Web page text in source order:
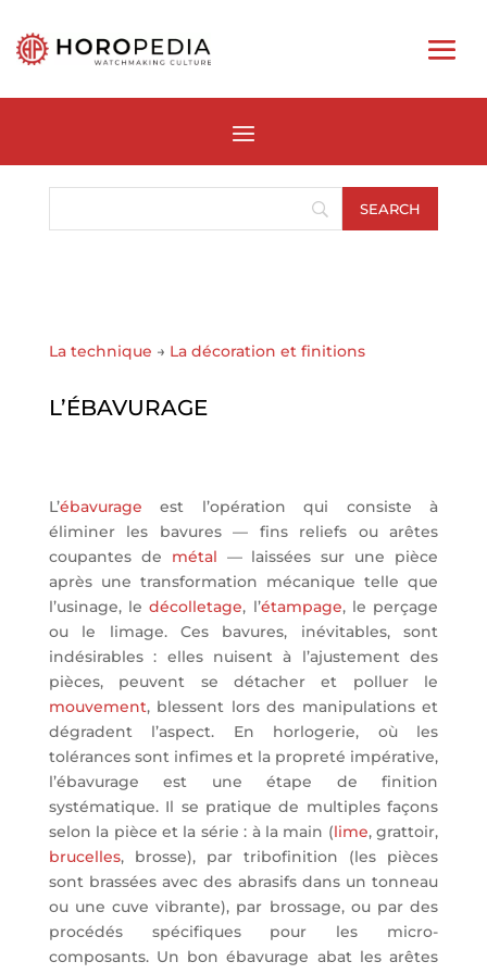
La technique → La décoration et finitions
L’ÉBAVURAGE
L’ébavurage est l’opération qui consiste à
éliminer les bavures — fins reliefs ou arêtes
coupantes de métal — laissées sur une pièce
après une transformation mécanique telle que
l’usinage, ledécolletage, l’étampage, le perçage
ou le limage. Ces bavures, inévitables, sont
indésirables : elles nuisent à l’ajustement des
pièces, peuvent se détacher et polluer le
mouvement, blessent lors des manipulations et
dégradent l’aspect. En horlogerie, où les
tolérances sont infimes et la propreté impérative,
l’ébavurage est une étape de finition
systématique. Il se pratique de multiples façons
selon la pièce et la série : à la main (lime, grattoir,
brucelles, brosse), par tribofinition (les pièces
sont brassées avec des abrasifs dans un tonneau
ou une cuve vibrante), par brossage, ou par des
procédés spécifiques pour les micro-
composants. Un bon ébavurage abat les arêtes